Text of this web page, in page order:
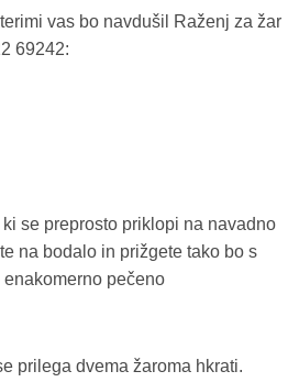
vas bo navdušil Raženj za žar
69242:
se preprosto priklopi na navadno
na bodalo in prižgete tako bo s
pečeno
prilega dvema žaroma hkrati.